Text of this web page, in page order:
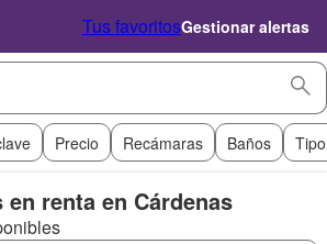
Tus favoritosGestionar alertas
Precio Recámaras Baños
en renta en Cárdenas